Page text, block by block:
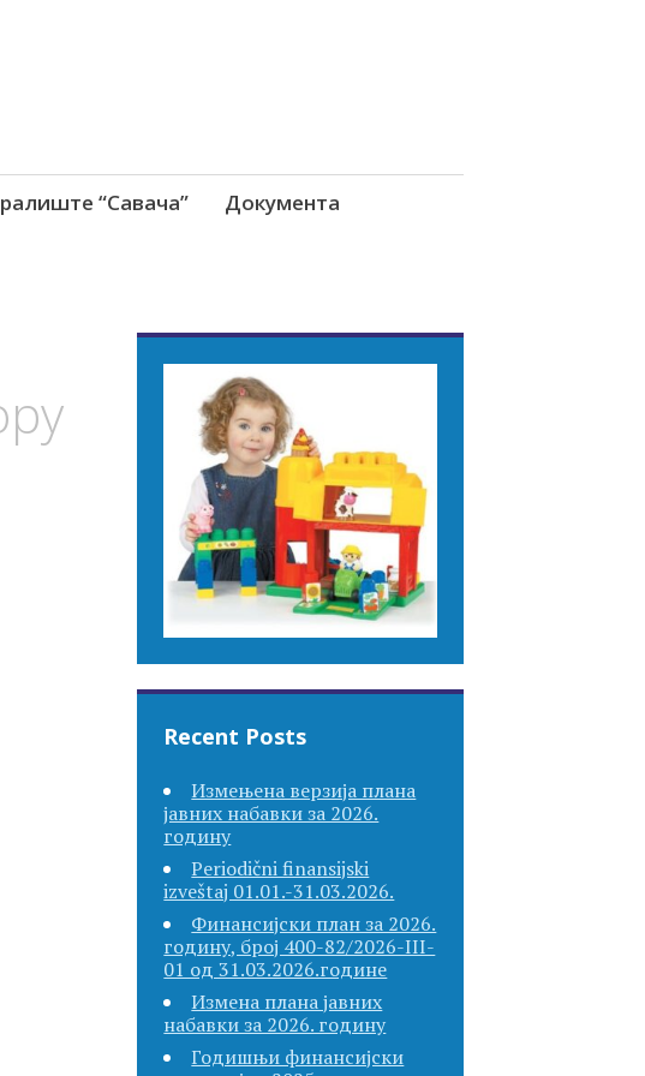
“Савача” Документа
Recent Posts
Измењена верзија плана
јавних набавки за 2026.
годину
Periodični finansijski
izveštaj 01.01.-31.03.2026.
Финансијски план за 2026.
годину, број 400-82/2026-III-
01 од 31.03.2026.године
Измена плана јавних
набавки за 2026. годину
Годишњи финансијски